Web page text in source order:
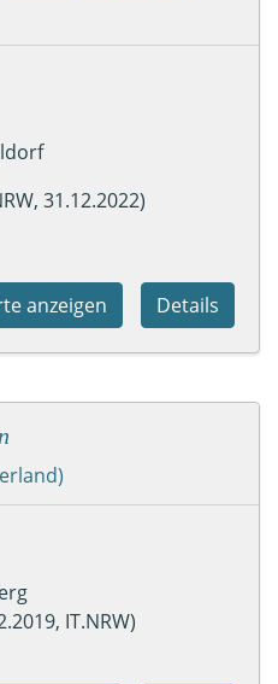
31.12.2022)
Details
anzeigen
IT.NRW)